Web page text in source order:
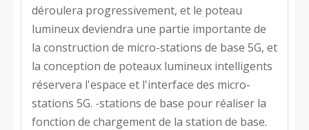
déroulera progressivement, et le poteau
lumineux deviendra une partie importante de
la construction de micro-stations de base 5G, et
la conception de poteaux lumineux intelligents
réservera l'espace et l'interface des micro-
stations 5G. -stations de base pour réaliser la
fonction de chargement de la station de base.